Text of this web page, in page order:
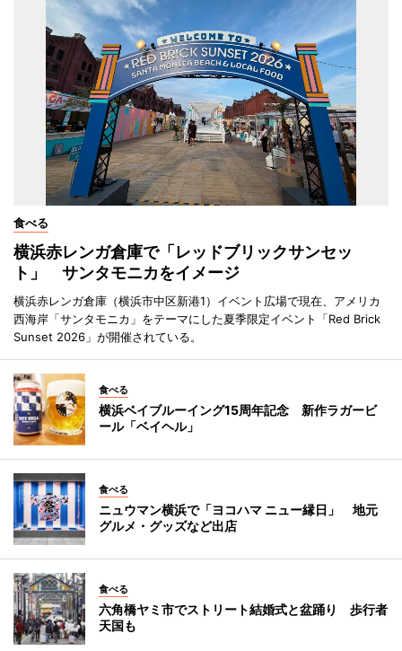
食べる
横浜赤レンガ倉庫で「レッドブリックサンセッ
ト」 サンタモニカをイメージ
横浜赤レンガ倉庫（横浜市中区新港1）イベント広場で現在、アメリカ
西海岸「サンタモニカ」をテーマにした夏季限定イベント「Red Brick
Sunset 2026」が開催されている。
食べる
横浜ベイブルーイング15周年記念 新作ラガービ
ール「ベイヘル」
食べる
ニュウマン横浜で「ヨコハマ ニュー縁日」 地元
グルメ・グッズなど出店
食べる
六角橋ヤミ市でストリート結婚式と盆踊り 歩行者
天国も